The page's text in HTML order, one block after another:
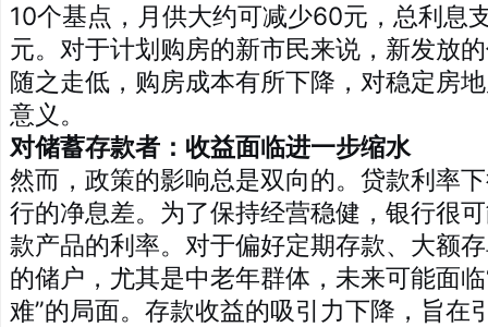
10个基点，月供大约可减少60元，总利息
元。对于计划购房的新市民来说，新发放
随之走低，购房成本有所下降，对稳定房
意义。
对储蓄存款者：收益面临进一步缩水
然而，政策的影响总是双向的。贷款利率
行的净息差。为了保持经营稳健，银行很
款产品的利率。对于偏好定期存款、大额
的储户，尤其是中老年群体，未来可能面
难”的局面。存款收益的吸引力下降，旨在